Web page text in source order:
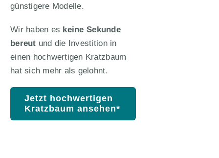
günstigere Modelle.
Wir haben es keine Sekunde
bereut und die Investition in
einen hochwertigen Kratzbaum
hat sich mehr als gelohnt.
Jetzt hochwertigen
Kratzbaum ansehen*